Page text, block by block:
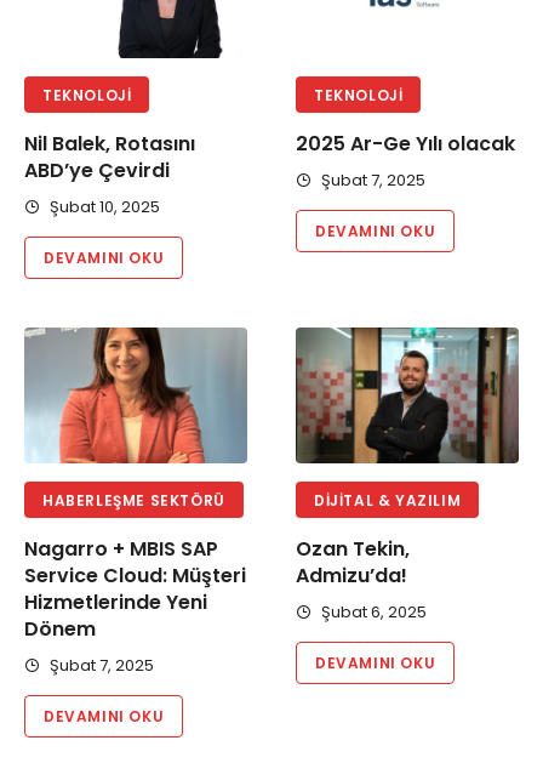
TEKNOLOJI
Nil Balek, Rotasını
ABD’ye Çevirdi
Şubat 10, 2025
DEVAMINI OKU
TEKNOLOJI
2025 Ar-Ge Yılı olacak
Şubat 7, 2025
DEVAMINI OKU
HABERLEŞME SEKTÖRÜ
Nagarro + MBIS SAP
Service Cloud: Müşteri
Hizmetlerinde Yeni
Dönem
Şubat 7, 2025
DEVAMINI OKU
DIJITAL & YAZILIM
Ozan Tekin,
Admizu’da!
Şubat 6, 2025
DEVAMINI OKU